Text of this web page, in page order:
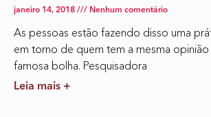
janeiro 14, 2018 Nenhum comentário
As pessoas estão fazendo disso uma
em torno de quem tem a mesma opinião
famosa bolha. Pesquisadora
Leia mais +